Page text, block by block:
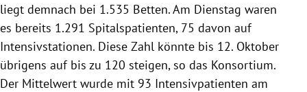
liegt demnach bei 1.535 Betten. Am Dienstag waren
es bereits 1.291 Spitalspatienten, 75 davon auf
Intensivstationen. Diese Zahl könnte bis 12. Oktober
übrigens auf bis zu 120 steigen, so das Konsortium.
Der Mittelwert wurde mit 93 Intensivpatienten am